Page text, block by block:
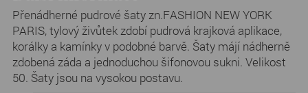
Přenádherné pudrové šaty zn.FASHION NEW YORK
PARIS, tylový živůtek zdobí pudrová krajková aplikace,
korálky a kamínky v podobné barvě. Šaty májí nádherně
zdobená záda a jednoduchou šifonovou sukni. Velikost
50. Šaty jsou na vysokou postavu.